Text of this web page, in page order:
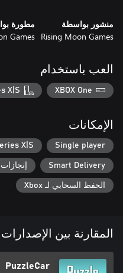
منشور بواسطة
Rising Moon Games
مطورة
Games
العب باستخدام
XBOX One
X|S
الإمكانات
Single player
X|S
Smart Delivery إنجازات Xbox
الحفظ السحابي لـ Xbox
المقارنة بين الإصدارات
PuzzleCar